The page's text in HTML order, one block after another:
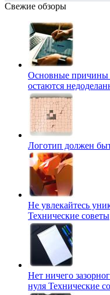
Свежие обзоры
Основные причины
остаются
Логотип должен
Не увлекайтесь
Технические советы
Нет ничего
нуля Технические